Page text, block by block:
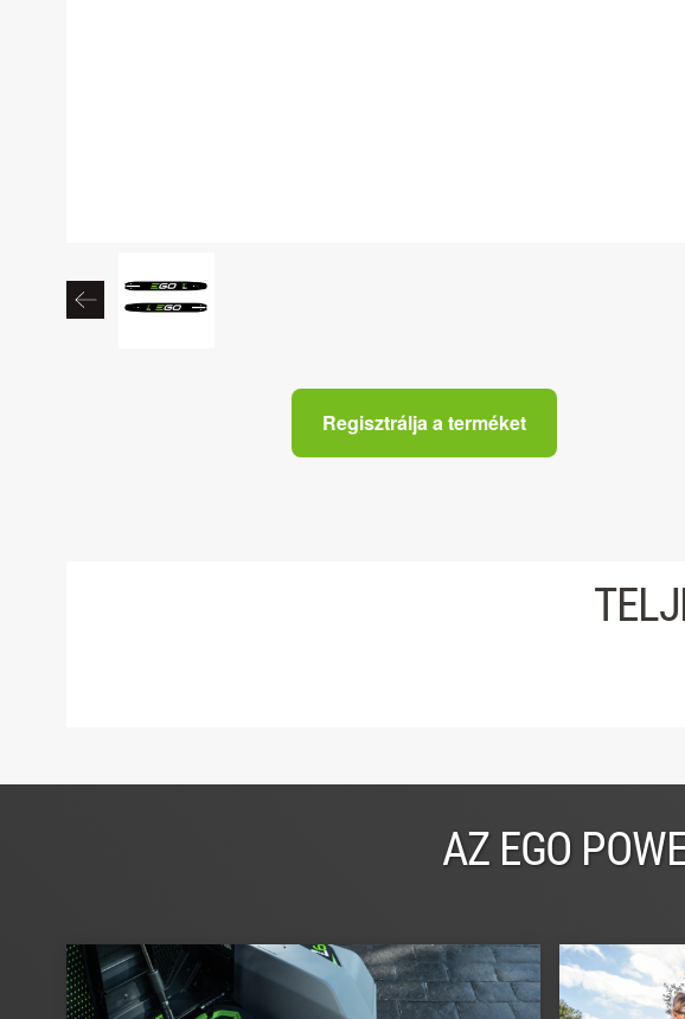
Regisztrálja a terméket
AZ EGO